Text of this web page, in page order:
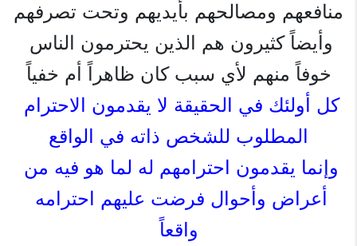
منافعهم ومصالحهم بأيديهم وتحت تصرفهم
وأيضاً كثيرون هم الذين يحترمون الناس
خوفاً منهم لأي سبب كان ظاهراً أم خفياً
كل أولئك في الحقيقة لا يقدمون الاحترام
المطلوب للشخص ذاته في الواقع
وإنما يقدمون احترامهم له لما هو فيه من
أعراض وأحوال فرضت عليهم احترامه
واقعاً